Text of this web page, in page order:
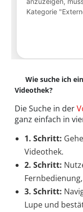
Wie suche ich
Videothek?
Die Suche in der
ganz einfach in
1. Schritt:
Videothek.
2. Schritt:
3. Schritt:
Lupe und